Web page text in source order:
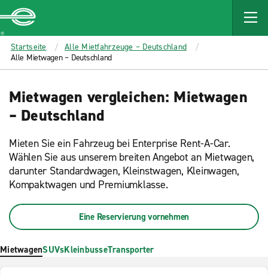
MAIN
CONTENT
Enterprise
Startseite
Alle Mietfahrzeuge – Deutschland
Alle Mietwagen – Deutschland
Mietwagen vergleichen: Mietwagen
– Deutschland
Mieten Sie ein Fahrzeug bei Enterprise Rent-A-Car.
Wählen Sie aus unserem breiten Angebot an Mietwagen,
darunter Standardwagen, Kleinstwagen, Kleinwagen,
Kompaktwagen und Premiumklasse.
Eine Reservierung vornehmen
MietwagenSUVsKleinbusseTransporter